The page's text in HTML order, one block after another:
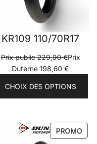
KR109 110/70R17
Prix public229,90€Prix
Duterne 198,60 €
CHOIX DES OPTIONS
PROMO